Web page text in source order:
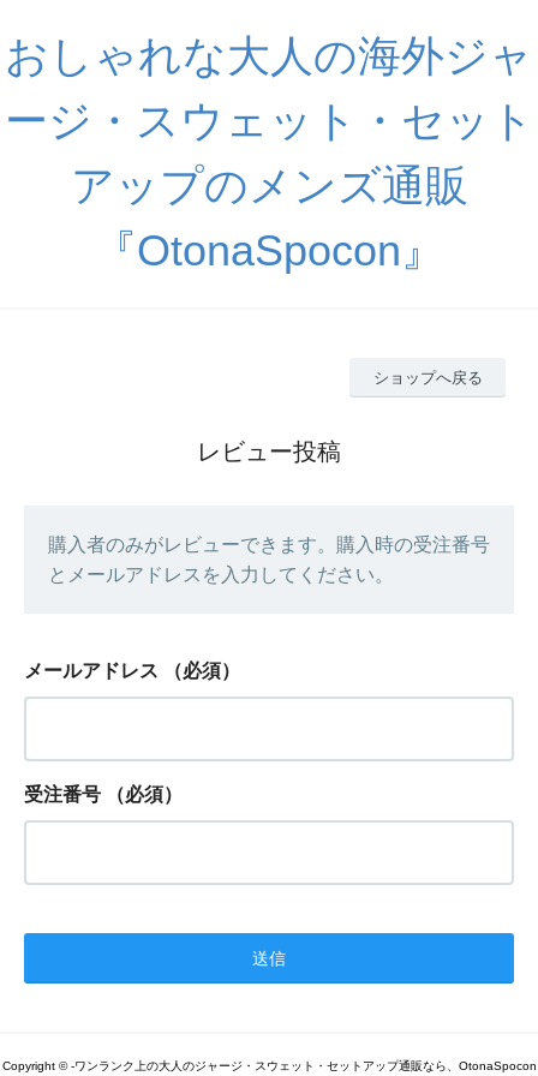
おしゃれな大人の海外ジャ
ージ・スウェット・セット
アップのメンズ通販
『OtonaSpocon』
ショップへ戻る
レビュー投稿
購入者のみがレビューできます。購入時の受注番号
とメールアドレスを入力してください。
メールアドレス （必須）
受注番号 （必須）
Copyright © -ワンランク上の大人のジャージ・スウェット・セットアップ通販なら、OtonaSpocon